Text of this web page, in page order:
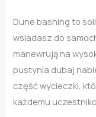
Dune bashing to
wsiadasz do
manewrują na
pustynia dubaj
część wycieczki,
każdemu